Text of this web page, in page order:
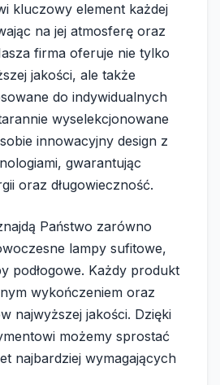
kluczowy element każdej
na jej atmosferę oraz
firma oferuje nie tylko
jakości, ale także
do indywidualnych
wyselekcjonowane
innowacyjny design z
gwarantując
oraz długowieczność.
Państwo zarówno
lampy sufitowe,
podłogowe. Każdy produkt
wykończeniem oraz
najwyższej jakości. Dzięki
możemy sprostać
najbardziej wymagających